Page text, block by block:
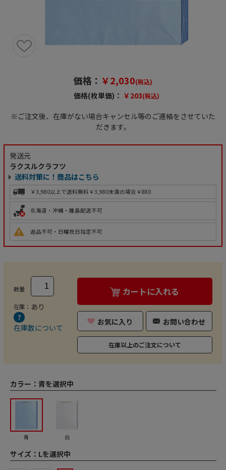
価格： ￥2,030(税込)
価格(枚単価)： ￥203(税込)
※ご注文後、在庫がない場合キャンセル等のご連絡をさせていた
だきます。
発送元
ラクスルクラフツ
送料対策に！商品はこちら
￥3,980以上で送料無料 ￥3,980未満の場合￥880
北海道・沖縄・離島配送不可
返品不可・日曜祝日指定不可
数量
在庫： あり
在庫数について
カートに入れる
お気に入り お問い合わせ
在庫以上のご注文について
カラー： 青を選択中
青 白
サイズ： Lを選択中